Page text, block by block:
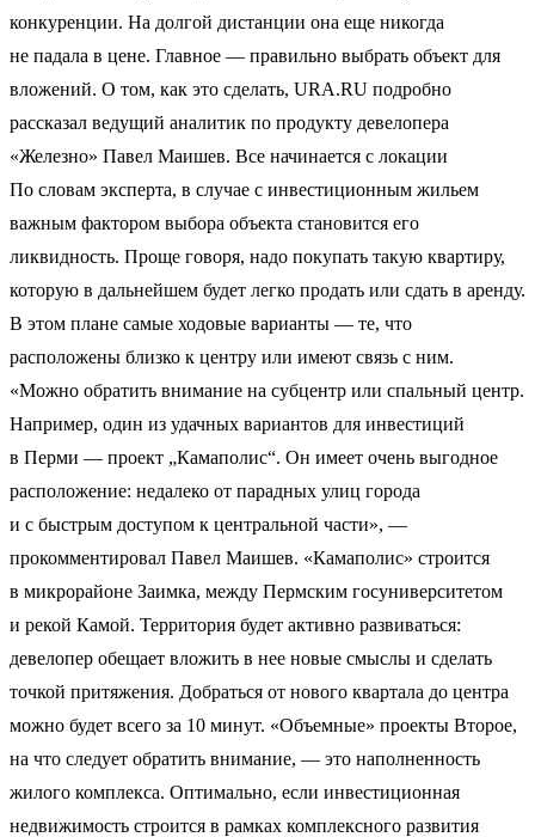
конкуренции. На долгой дистанции она еще никогда
не падала в цене. Главное — правильно выбрать объект для
вложений. О том, как это сделать, URA.RU подробно
рассказал ведущий аналитик по продукту девелопера
«Железно» Павел Маишев. Все начинается с локации
По словам эксперта, в случае с инвестиционным жильем
важным фактором выбора объекта становится его
ликвидность. Проще говоря, надо покупать такую квартиру,
которую в дальнейшем будет легко продать или сдать в аренду.
В этом плане самые ходовые варианты — те, что
расположены близко к центру или имеют связь с ним.
«Можно обратить внимание на субцентр или спальный центр.
Например, один из удачных вариантов для инвестиций
в Перми — проект „Камаполис“. Он имеет очень выгодное
расположение: недалеко от парадных улиц города
и с быстрым доступом к центральной части», —
прокомментировал Павел Маишев. «Камаполис» строится
в микрорайоне Заимка, между Пермским госуниверситетом
и рекой Камой. Территория будет активно развиваться:
девелопер обещает вложить в нее новые смыслы и сделать
точкой притяжения. Добраться от нового квартала до центра
можно будет всего за 10 минут. «Объемные» проекты Второе,
на что следует обратить внимание, — это наполненность
жилого комплекса. Оптимально, если инвестиционная
недвижимость строится в рамках комплексного развития